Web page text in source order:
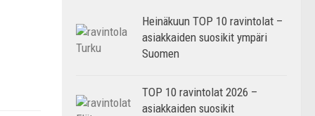
Heinäkuun TOP 10 ravintolat –
asiakkaiden suosikit ympäri
Suomen
TOP 10 ravintolat 2026 –
asiakkaiden suosikit